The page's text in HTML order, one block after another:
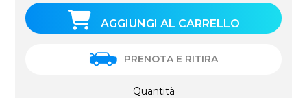
AGGIUNGI AL CARRELLO
PRENOTA E RITIRA
Quantità